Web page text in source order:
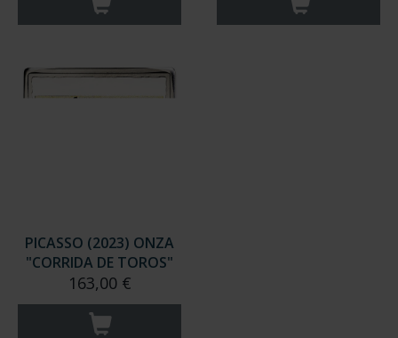
PICASSO (2023) ONZA
"CORRIDA DE TOROS"
163,00 €